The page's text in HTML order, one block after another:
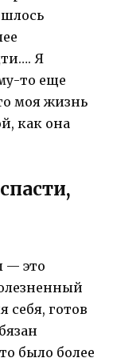
Я
то еще
моя жизнь
как она
— это
себя, готов
было более